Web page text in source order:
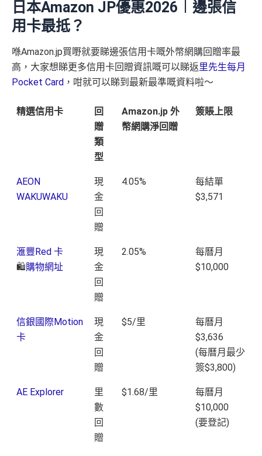
日本Amazon JP優惠2026︱邊張信
用卡最抵？
喺Amazon.jp買嘢就要睇邊張信用卡嘅外幣網購回贈率最
高，大家想睇更多信用卡回贈資訊嘅可以睇返里先生每月
Pocket Card ，咁就可以睇到最新最準嘅資料啦～
精選信用卡
回
贈
類
型
Amazon.jp 外
幣網購淨回贈
簽賬上限
AEON
WAKUWAKU
現
金
回
贈
4.05%
每結單
$3,571
滙豐Red 卡
🛍️購物網址
現
金
回
贈
2.05%
每曆月
$10,000
信銀國際Motion
卡
現
金
回
贈
$5/里
每曆月
$3,636
(每曆月最少
簽$3,800)
AE Explorer
里
數
回
贈
$1.68/里
每曆月
$10,000
(要登記)